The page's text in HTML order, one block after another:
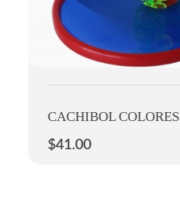
CACHIBOL COLORES
$41.00